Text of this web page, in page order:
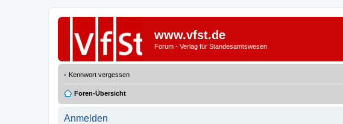
www.vfst.de
Forum - Verlag für Standesamtswesen
Kennwort vergessen
Foren-Übersicht
Anmelden